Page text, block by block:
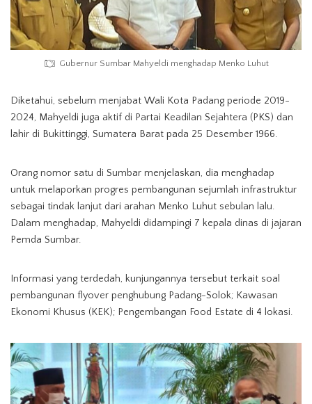
Gubernur Sumbar Mahyeldi menghadap Menko Luhut
Diketahui, sebelum menjabat Wali Kota Padang periode 2019-
2024, Mahyeldi juga aktif di Partai Keadilan Sejahtera (PKS) dan
lahir di Bukittinggi, Sumatera Barat pada 25 Desember 1966.
Orang nomor satu di Sumbar menjelaskan, dia menghadap
untuk melaporkan progres pembangunan sejumlah infrastruktur
sebagai tindak lanjut dari arahan Menko Luhut sebulan lalu.
Dalam menghadap, Mahyeldi didampingi 7 kepala dinas di jajaran
Pemda Sumbar.
Informasi yang terdedah, kunjungannya tersebut terkait soal
pembangunan flyover penghubung Padang-Solok; Kawasan
Ekonomi Khusus (KEK); Pengembangan Food Estate di 4 lokasi.